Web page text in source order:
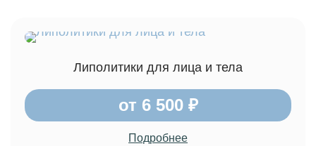
Липолитики для лица и тела
от 6 500 ₽
Подробнее